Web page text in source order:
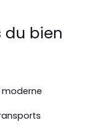
du bien